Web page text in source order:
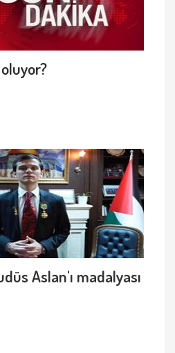
Aslan'ı madalyası